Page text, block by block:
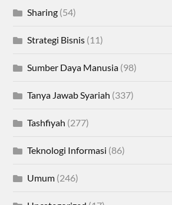
Sharing (54)
Strategi Bisnis (11)
Sumber Daya Manusia (98)
Tanya Jawab Syariah (337)
Tashfiyah (277)
Teknologi Informasi (86)
Umum (246)